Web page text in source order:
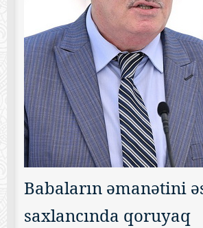
Babaların əmanətini
saxlancında qoruyaq